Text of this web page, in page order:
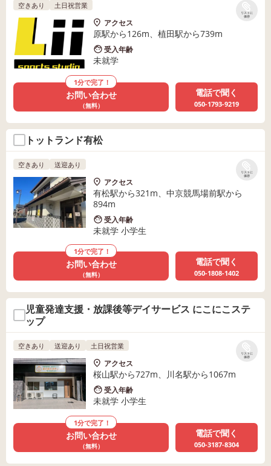
リストに
保存
空きあり 土日祝営業
アクセス
原駅から126m、植田駅から739m
受入年齢
未就学
1分で完了！
お問い合わせ
（無料）
電話で聞く
050-1793-9219
トットランド有松
リストに
保存
空きあり 送迎あり
アクセス
有松駅から321m、中京競馬場前駅から
894m
受入年齢
未就学 小学生
1分で完了！
お問い合わせ
（無料）
電話で聞く
050-1808-1402
児童発達支援・放課後等デイサービス にこにこステ
ップ
リストに
保存
空きあり 送迎あり 土日祝営業
アクセス
桜山駅から727m、川名駅から1067m
受入年齢
未就学 小学生
1分で完了！
お問い合わせ
（無料）
電話で聞く
050-3187-8304